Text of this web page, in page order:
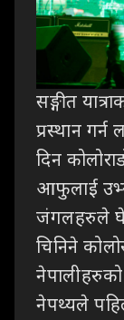
सङ्गीत
प्रस्थान
दिन
आफुलाई
जंगलहरुले
चिनिने
नेपथ्यले